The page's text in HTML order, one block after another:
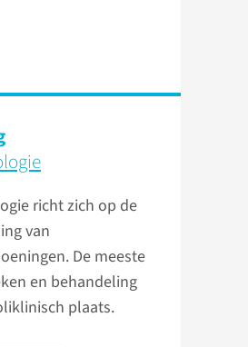
richt zich op de
van
De meeste
en behandeling
plaats.